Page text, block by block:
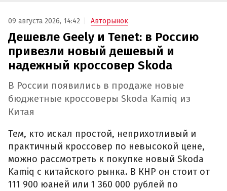
09 августа 2026, 14:42 Авторынок
Дешевле Geely и Tenet: в Россию
привезли новый дешевый и
надежный кроссовер Skoda
В России появились в продаже новые
бюджетные кроссоверы Skoda Kamiq из
Китая
Тем, кто искал простой, неприхотливый и
практичный кроссовер по невысокой цене,
можно рассмотреть к покупке новый Skoda
Kamiq с китайского рынка. В КНР он стоит от
111 900 юаней или 1 360 000 рублей по